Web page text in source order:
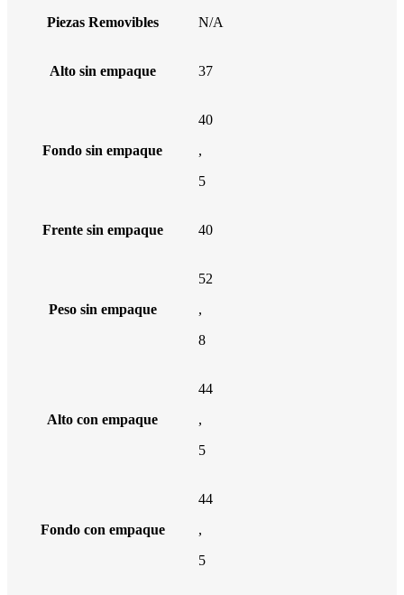
Piezas Removibles N/A
Alto sin empaque 37
Fondo sin empaque
40
,
5
Frente sin empaque 40
Peso sin empaque
52
,
8
Alto con empaque
44
,
5
Fondo con empaque
44
,
5